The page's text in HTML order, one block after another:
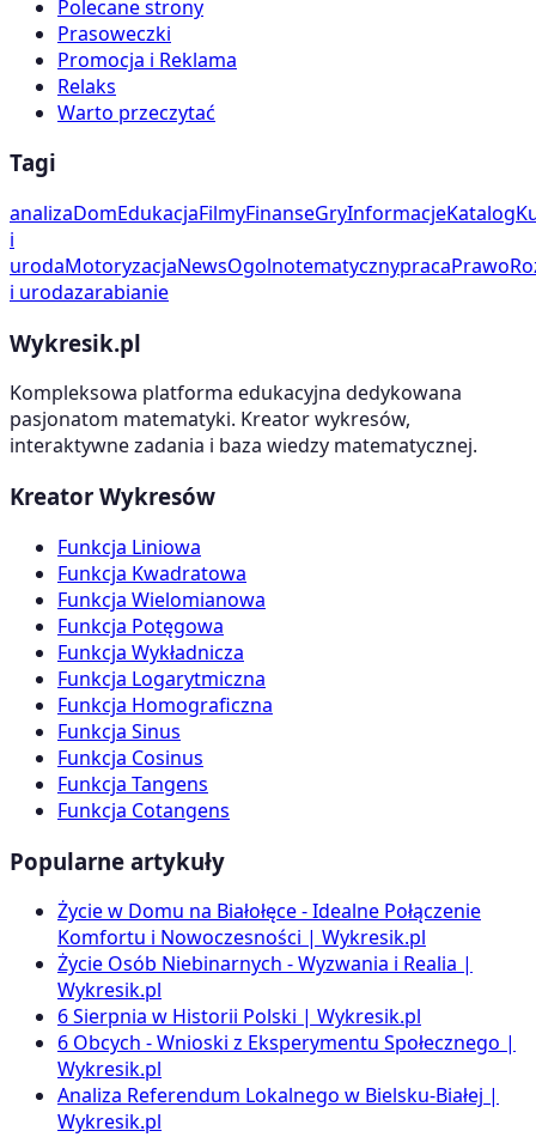
Polecane strony
Prasoweczki
Promocja i Reklama
Relaks
Warto przeczytać
Tagi
analizaDomEdukacjaFilmyFinanseGryInformacjeKatalog
i
urodaMotoryzacjaNewsOgolnotematycznypracaPrawo
i urodazarabianie
Wykresik.pl
Kompleksowa platforma edukacyjna dedykowana
pasjonatom matematyki. Kreator wykresów,
interaktywne zadania i baza wiedzy matematycznej.
Kreator Wykresów
Funkcja Liniowa
Funkcja Kwadratowa
Funkcja Wielomianowa
Funkcja Potęgowa
Funkcja Wykładnicza
Funkcja Logarytmiczna
Funkcja Homograficzna
Funkcja Sinus
Funkcja Cosinus
Funkcja Tangens
Funkcja Cotangens
Popularne artykuły
Życie w Domu na Białołęce - Idealne Połączenie
Komfortu i Nowoczesności | Wykresik.pl
Życie Osób Niebinarnych - Wyzwania i Realia |
Wykresik.pl
6 Sierpnia w Historii Polski | Wykresik.pl
6 Obcych - Wnioski z Eksperymentu Społecznego |
Wykresik.pl
Analiza Referendum Lokalnego w Bielsku-Białej |
Wykresik.pl